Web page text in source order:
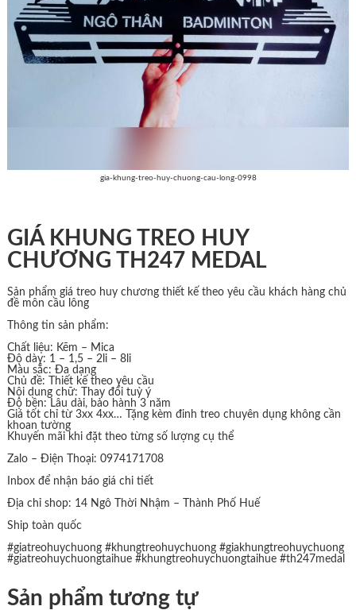
gia-khung-treo-huy-chuong-cau-long-0998
GIÁ KHUNG TREO HUY
CHƯƠNG TH247 MEDAL
Sản phẩm giá treo huy chương thiết kế theo yêu cầu khách hàng chủ
đề môn cầu lông
Thông tin sản phẩm:
Chất liệu: Kẽm – Mica
Độ dày: 1 – 1,5 – 2li – 8li
Màu sắc: Đa dạng
Chủ đề: Thiết kế theo yêu cầu
Nội dung chữ: Thay đổi tuỳ ý
Độ bền: Lâu dài, bảo hành 3 năm
Giá tốt chỉ từ 3xx 4xx… Tặng kèm đinh treo chuyên dụng không cần
khoan tường
Khuyến mãi khi đặt theo từng số lượng cụ thể
Zalo – Điện Thoại: 0974171708
Inbox để nhận báo giá chi tiết
Địa chỉ shop: 14 Ngô Thời Nhậm – Thành Phố Huế
Ship toàn quốc
#giatreohuychuong #khungtreohuychuong #giakhungtreohuychuong
#giatreohuychuongtaihue #khungtreohuychuongtaihue #th247medal
Sản phẩm tương tự